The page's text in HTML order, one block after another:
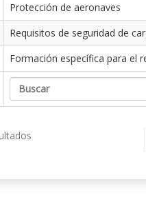
Protección de aeronaves
Requisitos de seguridad de
Formación específica para el